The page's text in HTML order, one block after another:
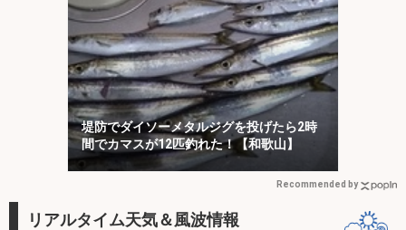
堤防でダイソーメタルジグを投げたら2時
間でカマスが12匹釣れた！【和歌山】
Recommended by
リアルタイム天気＆風波情報